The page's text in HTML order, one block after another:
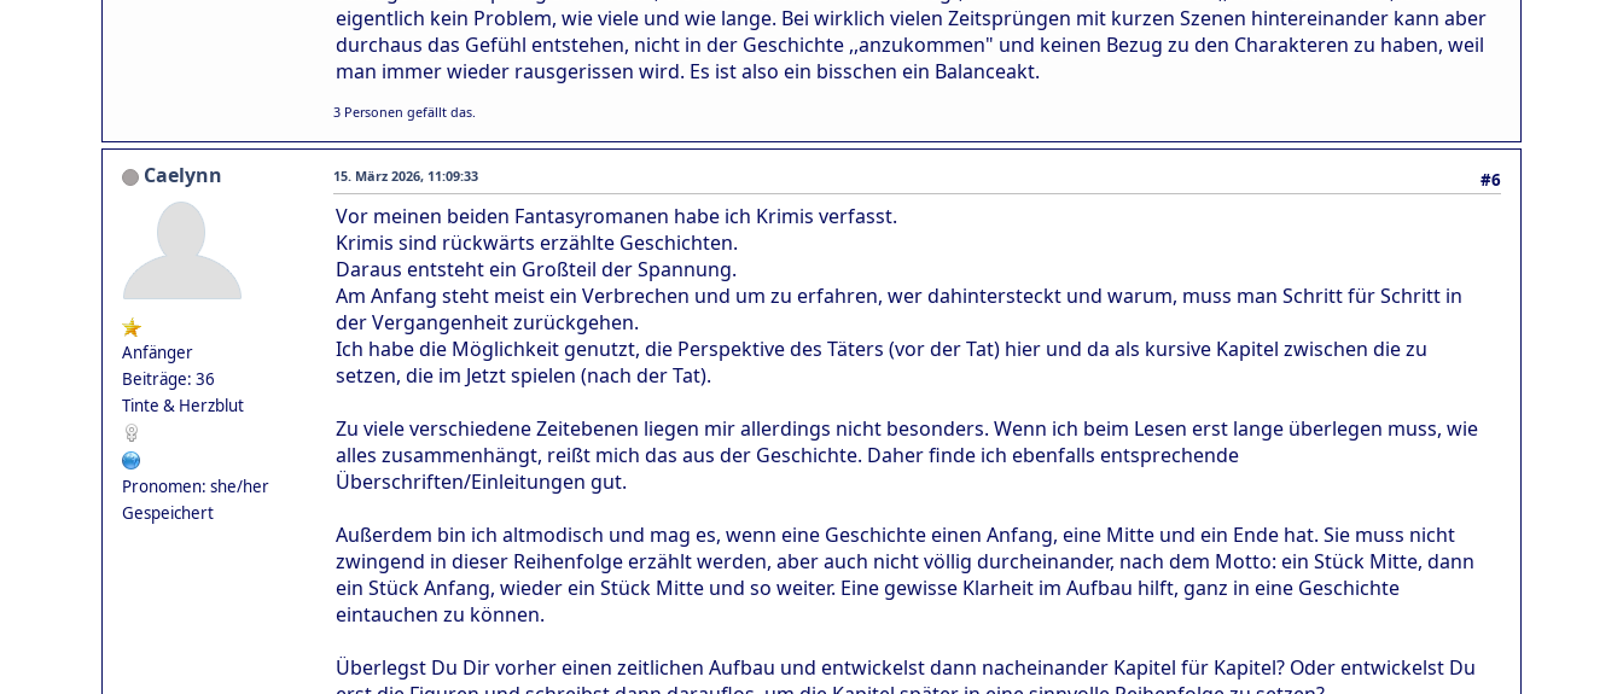
eigentlich kein Problem, wie viele und wie lange. Bei wirklich vielen Zeitsprüngen mit kurzen Szenen hintereinander kann aber
durchaus das Gefühl entstehen, nicht in der Geschichte ,,anzukommen" und keinen Bezug zu den Charakteren zu haben, weil
man immer wieder rausgerissen wird. Es ist also ein bisschen ein Balanceakt.
3 Personen gefällt das.
Caelynn
Anfänger
Beiträge: 36
Tinte & Herzblut
Pronomen: she/her
Gespeichert
#6
15. März 2026, 11:09:33
Vor meinen beiden Fantasyromanen habe ich Krimis verfasst.
Krimis sind rückwärts erzählte Geschichten.
Daraus entsteht ein Großteil der Spannung.
Am Anfang steht meist ein Verbrechen und um zu erfahren, wer dahintersteckt und warum, muss man Schritt für Schritt in
der Vergangenheit zurückgehen.
Ich habe die Möglichkeit genutzt, die Perspektive des Täters (vor der Tat) hier und da als kursive Kapitel zwischen die zu
setzen, die im Jetzt spielen (nach der Tat).
Zu viele verschiedene Zeitebenen liegen mir allerdings nicht besonders. Wenn ich beim Lesen erst lange überlegen muss, wie
alles zusammenhängt, reißt mich das aus der Geschichte. Daher finde ich ebenfalls entsprechende
Überschriften/Einleitungen gut.
Außerdem bin ich altmodisch und mag es, wenn eine Geschichte einen Anfang, eine Mitte und ein Ende hat. Sie muss nicht
zwingend in dieser Reihenfolge erzählt werden, aber auch nicht völlig durcheinander, nach dem Motto: ein Stück Mitte, dann
ein Stück Anfang, wieder ein Stück Mitte und so weiter. Eine gewisse Klarheit im Aufbau hilft, ganz in eine Geschichte
eintauchen zu können.
Überlegst Du Dir vorher einen zeitlichen Aufbau und entwickelst dann nacheinander Kapitel für Kapitel? Oder entwickelst Du